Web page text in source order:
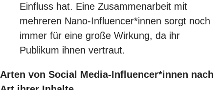
Einfluss hat. Eine Zusammenarbeit mit
mehreren Nano-Influencer*innen sorgt noch
immer für eine große Wirkung, da ihr
Publikum ihnen vertraut.
Arten von Social Media-Influencer*innen nach